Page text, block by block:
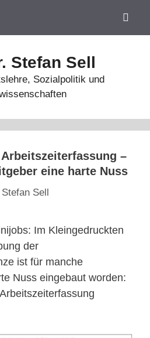
Stefan Sell
Sozialpolitik und
–
eine harte Nuss
Stefan Sell
Im Kleingedruckten
der
ist für manche
Nuss eingebaut worden: